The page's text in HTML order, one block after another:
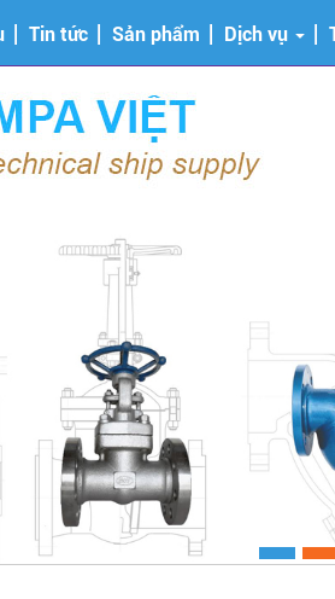
Tin tức Sản phẩm Dịch vụ